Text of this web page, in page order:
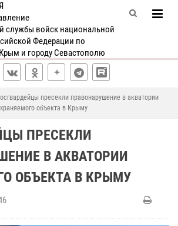
службы войск национальной
Федерации по
и городу Севастополю
пресекли правонарушение в акватории
объекта в Крыму
ПРЕСЕКЛИ
В АКВАТОРИИ
ОБЪЕКТА В КРЫМУ